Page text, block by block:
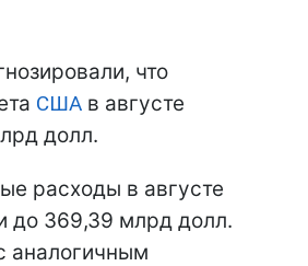
что
США в августе
долл.
расходы в августе
до 369,39 млрд долл.
аналогичным